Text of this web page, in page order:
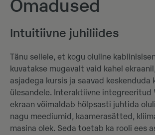
Omadused
Intuitiivne juhiliides
Tänu sellele, et kogu oluline
kuvatakse mugavalt vaid kahel
asjadega kursis ja saavad keskenduda
ülesandele. Interaktiivne integreeritud
ekraan võimaldab hõlpsasti juhtida
nagu meediumid, kaamerasätted,
masina olek. Seda toetab ka rooli ees